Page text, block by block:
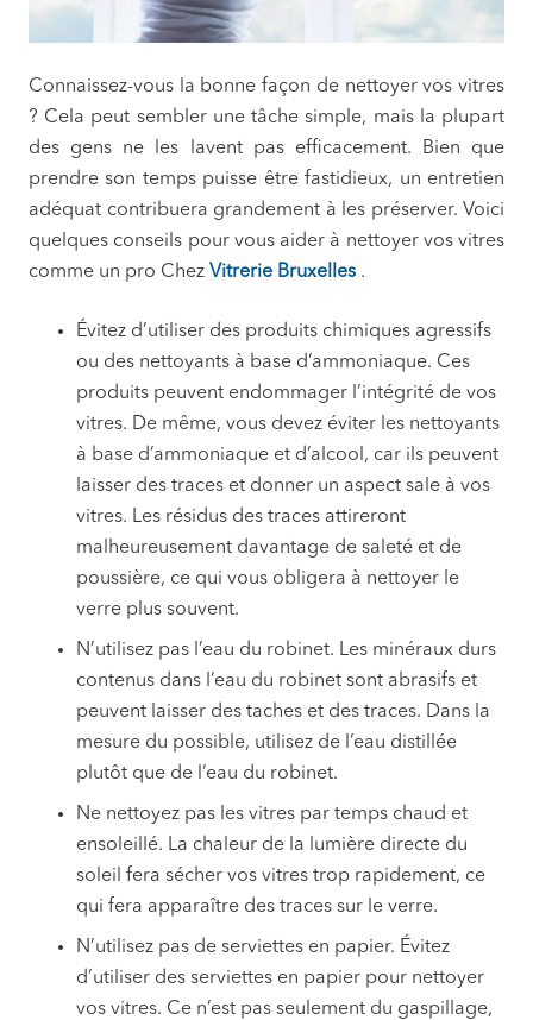
Connaissez-vous la bonne façon de nettoyer vos vitres
? Cela peut sembler une tâche simple, mais la plupart
des gens ne les lavent pas efficacement. Bien que
prendre son temps puisse être fastidieux, un entretien
adéquat contribuera grandement à les préserver. Voici
quelques conseils pour vous aider à nettoyer vos vitres
comme un pro Chez Vitrerie Bruxelles .
Évitez d’utiliser des produits chimiques agressifs
ou des nettoyants à base d’ammoniaque. Ces
produits peuvent endommager l’intégrité de vos
vitres. De même, vous devez éviter les nettoyants
à base d’ammoniaque et d’alcool, car ils peuvent
laisser des traces et donner un aspect sale à vos
vitres. Les résidus des traces attireront
malheureusement davantage de saleté et de
poussière, ce qui vous obligera à nettoyer le
verre plus souvent.
N’utilisez pas l’eau du robinet. Les minéraux durs
contenus dans l’eau du robinet sont abrasifs et
peuvent laisser des taches et des traces. Dans la
mesure du possible, utilisez de l’eau distillée
plutôt que de l’eau du robinet.
Ne nettoyez pas les vitres par temps chaud et
ensoleillé. La chaleur de la lumière directe du
soleil fera sécher vos vitres trop rapidement, ce
qui fera apparaître des traces sur le verre.
N’utilisez pas de serviettes en papier. Évitez
d’utiliser des serviettes en papier pour nettoyer
vos vitres. Ce n’est pas seulement du gaspillage,